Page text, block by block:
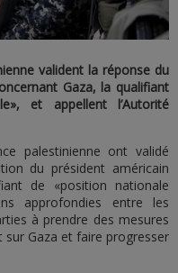
valident la réponse du
Gaza, la qualifiant
et appellent l’Autorité
palestinienne ont validé
du président américain
de «position nationale
approfondies entre les
à prendre des mesures
Gaza et faire progresser